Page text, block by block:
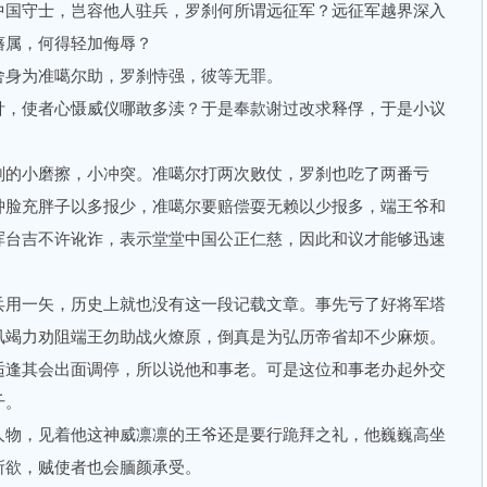
士，岂容他人驻兵，罗刹何所谓远征军？远征军越界深入
，何得轻加侮辱？
准噶尔助，罗刹恃强，彼等无罪。
者心慑威仪哪敢多渎？于是奉款谢过改求释俘，于是小议
磨擦，小冲突。准噶尔打两次败仗，罗刹也吃了两番亏
充胖子以多报少，准噶尔要赔偿耍无赖以少报多，端王爷和
吉不许讹诈，表示堂堂中国公正仁慈，因此和议才能够迅速
矢，历史上就也没有这一段记载文章。事先亏了好将军塔
力劝阻端王勿助战火燎原，倒真是为弘历帝省却不少麻烦。
会出面调停，所以说他和事老。可是这位和事老办起外交
见着他这神威凛凛的王爷还是要行跪拜之礼，他巍巍高坐
，贼使者也会腼颜承受。